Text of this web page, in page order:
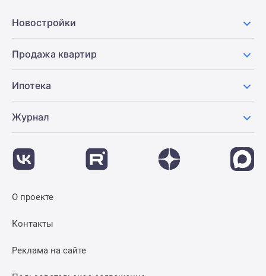
Новостройки
Продажа квартир
Ипотека
Журнал
О проекте
Контакты
Реклама на сайте